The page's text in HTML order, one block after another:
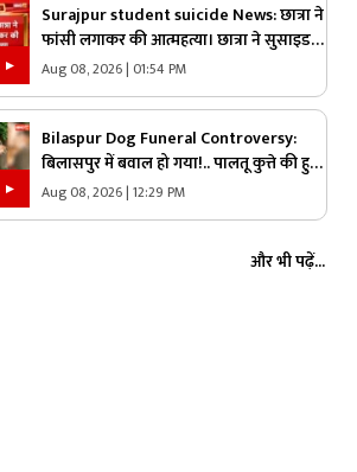
Surajpur student suicide News: छात्रा ने
फांसी लगाकर की आत्महत्या। छात्रा ने सुसाइड
नोट में माता-पिता से मांगी माफी
Aug 08, 2026 | 01:54 PM
Bilaspur Dog Funeral Controversy:
बिलासपुर में बवाल हो गया!.. पालतू कुत्ते की हुई
मौत तो लेकर पहुंचे श्मशान, किया दाह संस्कार
तो शुरू हो गया हंगामा
Aug 08, 2026 | 12:29 PM
और भी पढ़ें...